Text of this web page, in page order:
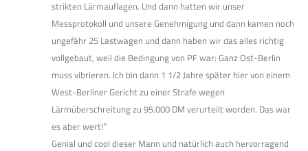
strikten Lärmauflagen. Und dann hatten wir unser
Messprotokoll und unsere Genehmigung und dann kamen noch
ungefähr 25 Lastwagen und dann haben wir das alles richtig
vollgebaut, weil die Bedingung von PF war: Ganz Ost-Berlin
muss vibrieren. Ich bin dann 1 1/2 Jahre später hier von einem
West-Berliner Gericht zu einer Strafe wegen
Lärmüberschreitung zu 95.000 DM verurteilt worden. Das war
es aber wert!”
Genial und cool dieser Mann und natürlich auch hervorragend